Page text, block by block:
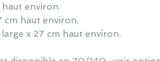
environ.
cm haut environ.
x 27 cm haut environ.